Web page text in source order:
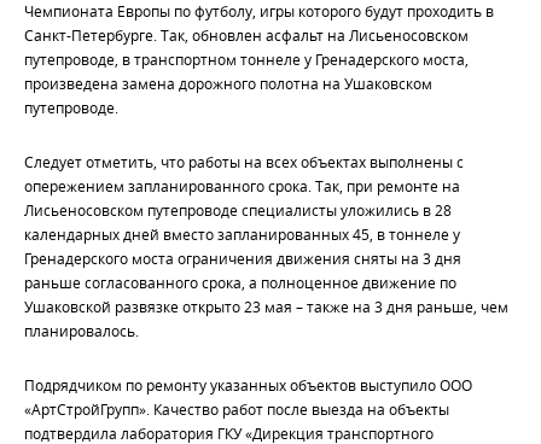
Чемпионата Европы по футболу, игры которого будут проходить в
Санкт-Петербурге. Так, обновлен асфальт на Лисьеносовском
путепроводе, в транспортном тоннеле у Гренадерского моста,
произведена замена дорожного полотна на Ушаковском
путепроводе.
Следует отметить, что работы на всех объектах выполнены с
опережением запланированного срока. Так, при ремонте на
Лисьеносовском путепроводе специалисты уложились в 28
календарных дней вместо запланированных 45, в тоннеле у
Гренадерского моста ограничения движения сняты на 3 дня
раньше согласованного срока, а полноценное движение по
Ушаковской развязке открыто 23 мая – также на 3 дня раньше, чем
планировалось.
Подрядчиком по ремонту указанных объектов выступило ООО
«АртСтройГрупп». Качество работ после выезда на объекты
подтвердила лаборатория ГКУ «Дирекция транспортного